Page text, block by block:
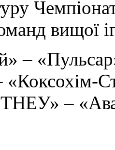
вищої
–
«Коксохім-
–